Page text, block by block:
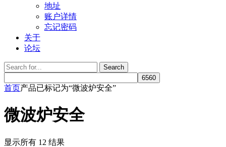
地址
账户详情
忘记密码
关于
论坛
Search
Search
for:
首页产品已标记为“微波炉安全”
微波炉安全
显示所有 12 结果